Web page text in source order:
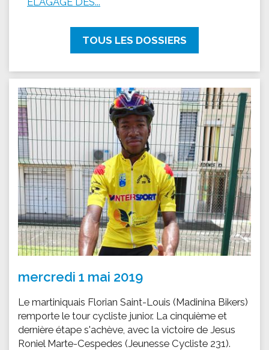
TOUS LES DOSSIERS
mercredi 1 mai 2019
Le martiniquais Florian Saint-Louis (Madinina Bikers)
remporte le tour cycliste junior. La cinquième et
dernière étape s'achève, avec la victoire de Jesus
Roniel Marte-Cespedes (Jeunesse Cycliste 231).